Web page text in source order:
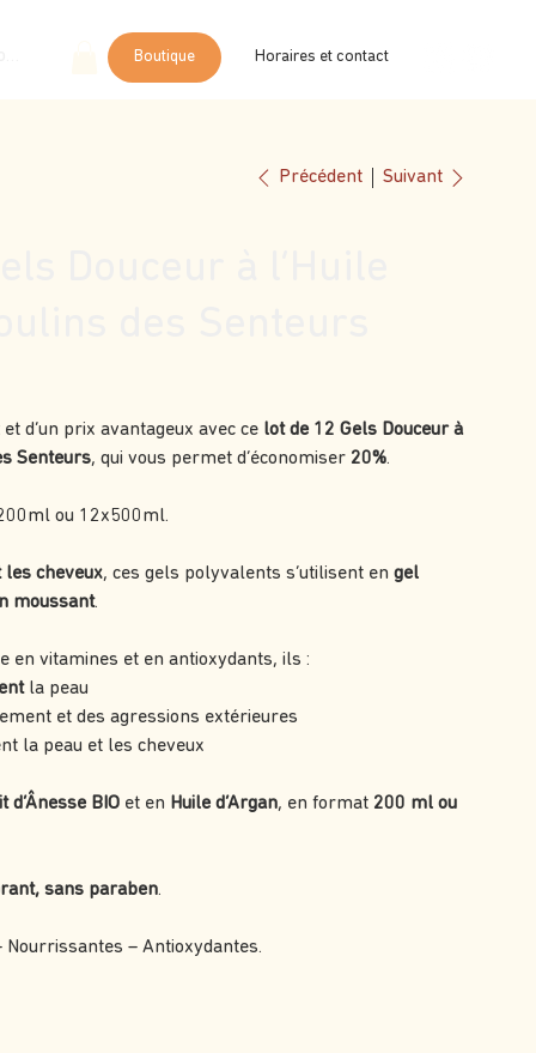
Boutique Horaires et contact
Précédent Suivant
d’un prix avantageux avec ce lot de 12 Gels Douceur à
Senteurs, qui vous permet d’économiser 20%.
ou 12x500ml.
les cheveux, ces gels polyvalents s’utilisent engel
moussant.
en vitamines et en antioxydants, ils :
la peau
et des agressions extérieures
la peau et les cheveux
d’Ânesse BIO et en Huile d’Argan, en format 200 ml ou
sans paraben.
Nourrissantes – Antioxydantes.